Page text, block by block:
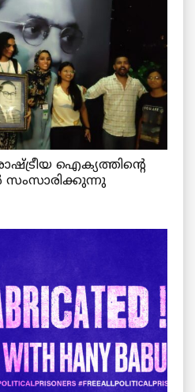
ഐക്യത്തിന്റെ
സംസാരിക്കുന്നു